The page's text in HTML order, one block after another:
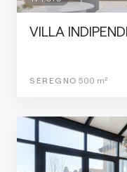
VILLA
SEREGNO 500 m²